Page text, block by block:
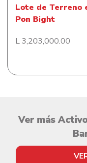
Lote de Terreno
Pon Bight
L 3,203,000.00
Ver más